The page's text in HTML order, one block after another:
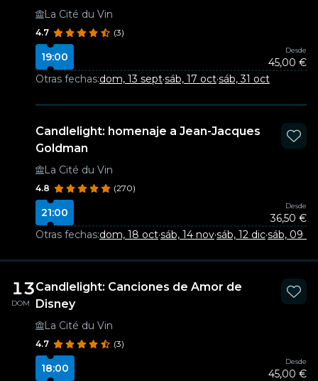
La Cité du Vin
4.7 (3)
19:00
Desde
45,00 €
Otras fechas:dom, 13 sept·sáb, 17 oct·sáb, 31 oct
Candlelight: homenaje a Jean-Jacques
Goldman
La Cité du Vin
4.8 (270)
21:00
Desde
36,50 €
Otras fechas:dom, 18 oct·sáb, 14 nov·sáb, 12 dic·sáb, 09
13
DOM
Candlelight: Canciones de Amor de
Disney
La Cité du Vin
4.7 (3)
18:00
Desde
45,00 €